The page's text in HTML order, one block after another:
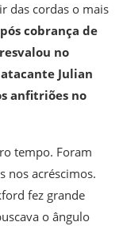
das cordas o mais
cobrança de
no
Julian
anfitriões no
tempo. Foram
nos acréscimos.
fez grande
o ângulo